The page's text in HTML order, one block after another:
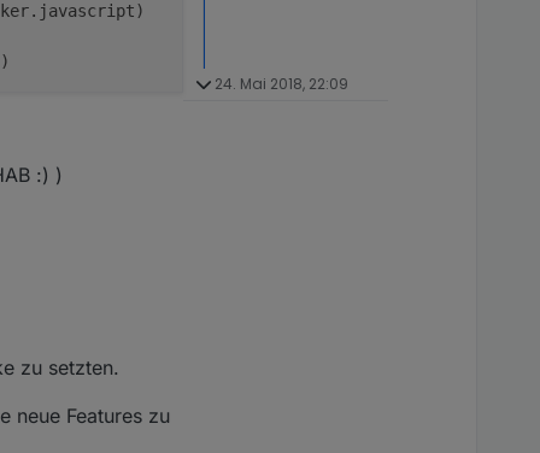
:) )
zu setzten.
neue Features zu
24. Mai 2018, 22:09